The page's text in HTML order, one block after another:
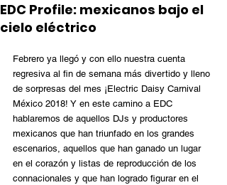
EDC Profile: mexicanos bajo el
cielo eléctrico
Febrero ya llegó y con ello nuestra cuenta
regresiva al fin de semana más divertido y lleno
de sorpresas del mes ¡Electric Daisy Carnival
México 2018! Y en este camino a EDC
hablaremos de aquellos DJs y productores
mexicanos que han triunfado en los grandes
escenarios, aquellos que han ganado un lugar
en el corazón y listas de reproducción de los
connacionales y que han logrado figurar en el